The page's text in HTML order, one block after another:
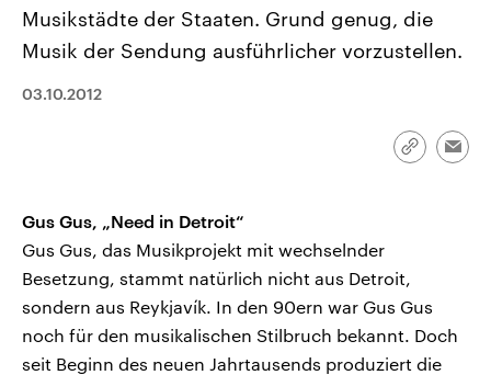
Landtagswahl Sachsen-Anhalt
2026
Umfragen, Prognosen,
Wahlprogramme, aktuelle Berichte
und Hintergründe zu den Parteien
und Kandidaten der anstehenden
Wirtschaftlich und
gehören die Vereinigten
Sendungen Programm Podcasts
Audio-Archiv
Musikstädte der Staaten. Grund genug, die
Musik der Sendung ausführlicher vorzustellen.
03.10.2012
Link
Gus Gus, „Need in Detroit“
Gus Gus, das Musikprojekt mit wechselnder
Besetzung, stammt natürlich nicht aus Detroit,
sondern aus Reykjavík. In den 90ern war Gus Gus
noch für den musikalischen Stilbruch bekannt. Doch
seit Beginn des neuen Jahrtausends produziert die